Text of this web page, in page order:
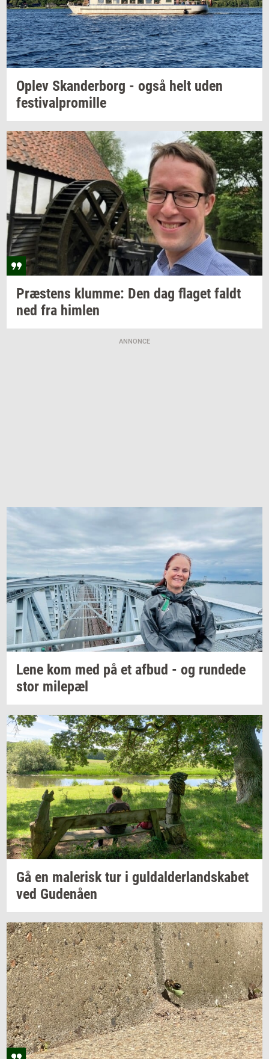
Oplev Skan­der­borg - også helt uden
festi­val­pro­mil­le
Præ­stens klum­me: Den dag fla­get faldt
ned fra him­len
ANNONCE
Lene kom med på et afbud - og run­de­de
stor milepæl
Gå en ma­le­risktur i gul­dal­der­land­ska­bet
ved Gu­denå­en